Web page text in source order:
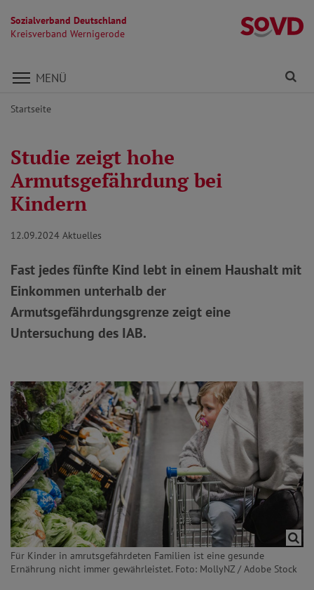
Sozialverband Deutschland
Kreisverband Wernigerode
Direkt zu den Inhalten springen
MENÜ
Startseite
Studie zeigt hohe
Armutsgefährdung bei
Kindern
12.09.2024 Aktuelles
Fast jedes fünfte Kind lebt in einem Haushalt mit
Einkommen unterhalb der
Armutsgefährdungsgrenze zeigt eine
Untersuchung des IAB.
Für Kinder in amrutsgefährdeten Familien ist eine gesunde
Ernährung nicht immer gewährleistet. Foto: MollyNZ / Adobe Stock